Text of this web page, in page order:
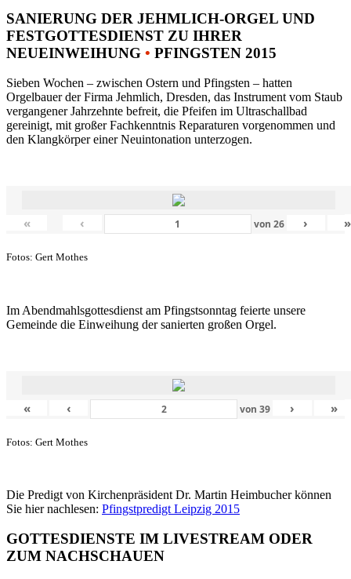
SANIERUNG DER JEHMLICH-ORGEL UND
FESTGOTTESDIENST ZU IHRER
NEUEINWEIHUNG • PFINGSTEN 2015
Sieben Wochen – zwischen Ostern und Pfingsten – hatten
Orgelbauer der Firma Jehmlich, Dresden, das Instrument vom Staub
vergangener Jahrzehnte befreit, die Pfeifen im Ultraschallbad
gereinigt, mit großer Fachkenntnis Reparaturen vorgenommen und
den Klangkörper einer Neuintonation unterzogen.
« ‹ von 26 › »
Fotos: Gert Mothes
Im Abendmahlsgottesdienst am Pfingstsonntag feierte unsere
Gemeinde die Einweihung der sanierten großen Orgel.
« ‹ von39 › »
Fotos: Gert Mothes
Die Predigt von Kirchenpräsident Dr. Martin Heimbucher können
Sie hier nachlesen: Pfingstpredigt Leipzig 2015
GOTTESDIENSTE IM LIVESTREAM ODER
ZUM NACHSCHAUEN